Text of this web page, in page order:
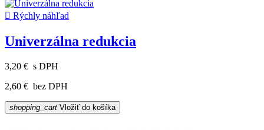
 Rýchly náhľad
Univerzálna redukcia
3,20 € s DPH
2,60 € bez DPH
shopping_cart Vložiť do košíka